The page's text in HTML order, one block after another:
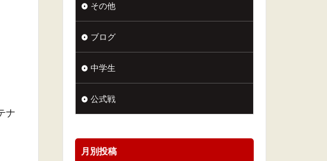
ナ
その他
ブログ
中学生
公式戦
月別投稿